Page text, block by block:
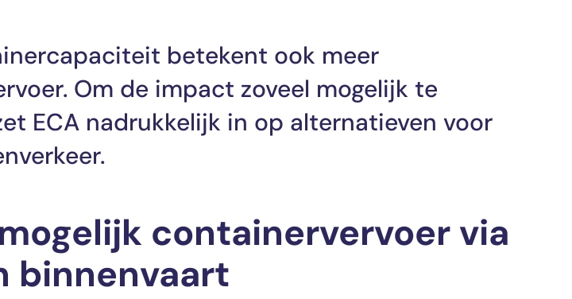
betekent ook meer
Om de impact zoveel mogelijk te
ECA nadrukkelijk in op alternatieven voor
containervervoer via
binnenvaart